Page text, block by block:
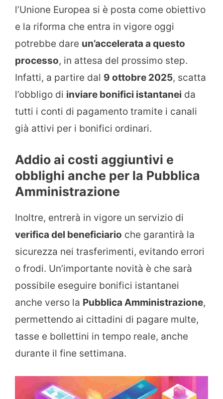
l’Unione Europea si è posta come obiettivo
e la riforma che entra in vigore oggi
potrebbe dare un’accelerata a questo
processo, in attesa del prossimo step.
Infatti, a partire dal 9 ottobre 2025, scatta
l’obbligo di inviare bonifici istantanei da
tutti i conti di pagamento tramite i canali
già attivi per i bonifici ordinari.
Addio ai costi aggiuntivi e
obblighi anche per la Pubblica
Amministrazione
Inoltre, entrerà in vigore un servizio di
verifica del beneficiario che garantirà la
sicurezza nei trasferimenti, evitando errori
o frodi. Un’importante novità è che sarà
possibile eseguire bonifici istantanei
anche verso la Pubblica Amministrazione,
permettendo ai cittadini di pagare multe,
tasse e bollettini in tempo reale, anche
durante il fine settimana.